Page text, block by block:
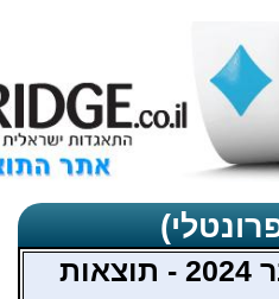
סימולטנית ארצית נובמבר 2024 - תוצאות